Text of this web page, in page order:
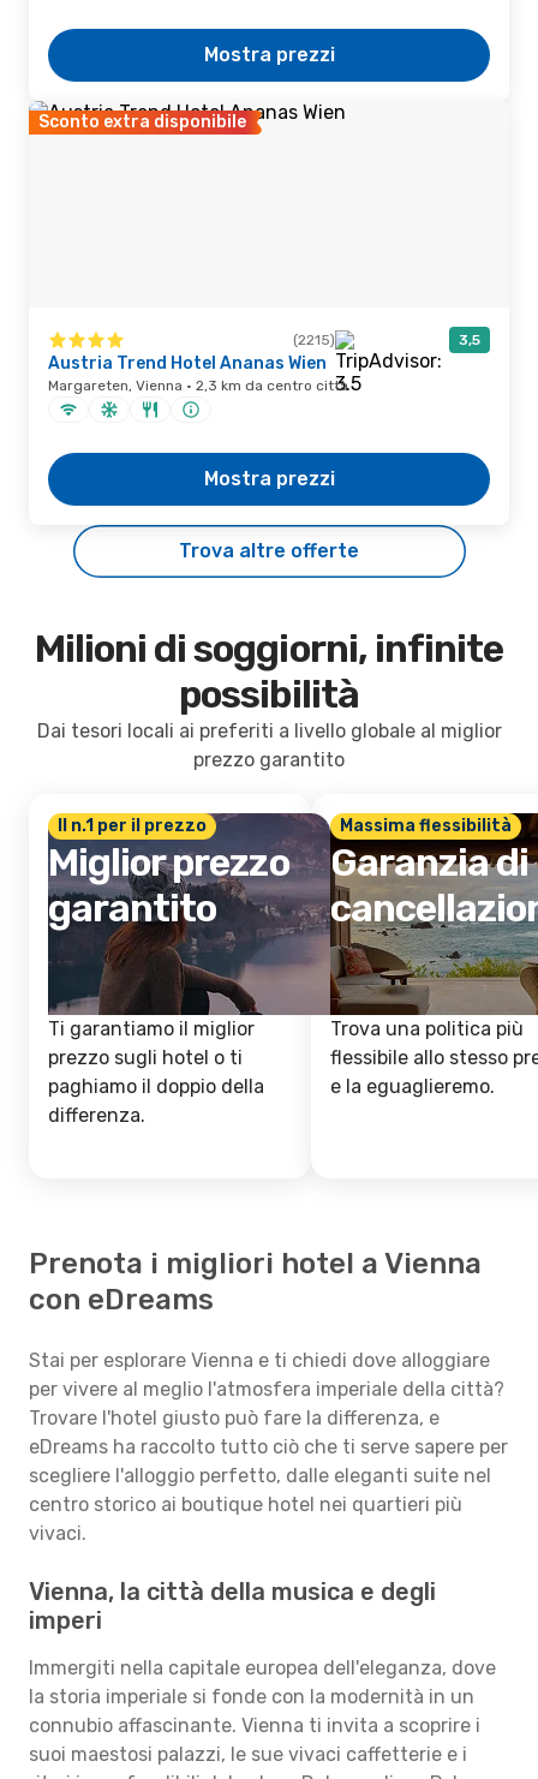
Mostra prezzi
Sconto extra disponibile
(2215) 3,5
Austria Trend Hotel Ananas Wien
Margareten, Vienna · 2,3 km da centro città
Mostra prezzi
Trova altre offerte
Milioni di soggiorni, infinite
possibilità
Dai tesori locali ai preferiti a livello globale al miglior
prezzo garantito
Il n.1 per il prezzo
Miglior prezzo
garantito
Ti garantiamo il miglior
prezzo sugli hotel o ti
paghiamo il doppio della
differenza.
Massima flessibilità
Garanzia di
Trova una politica più
flessibile allo stesso
e la eguaglieremo.
Prenota i migliori hotel a Vienna
con eDreams
Stai per esplorare Vienna e ti chiedi dove alloggiare
per vivere al meglio l'atmosfera imperiale della città?
Trovare l'hotel giusto può fare la differenza, e
eDreams ha raccolto tutto ciò che ti serve sapere per
scegliere l'alloggio perfetto, dalle eleganti suite nel
centro storico ai boutique hotel nei quartieri più
vivaci.
Vienna, la città della musica e degli
imperi
Immergiti nella capitale europea dell'eleganza, dove
la storia imperiale si fonde con la modernità in un
connubio affascinante. Vienna ti invita a scoprire i
suoi maestosi palazzi, le sue vivaci caffetterie e i